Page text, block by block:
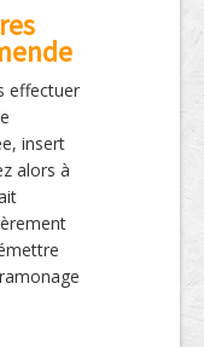
effectuer
insert
alors à